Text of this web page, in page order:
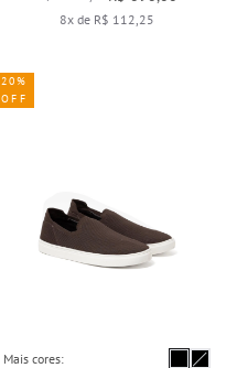
8x de R$ 112,25
Mais cores:
20%
OFF